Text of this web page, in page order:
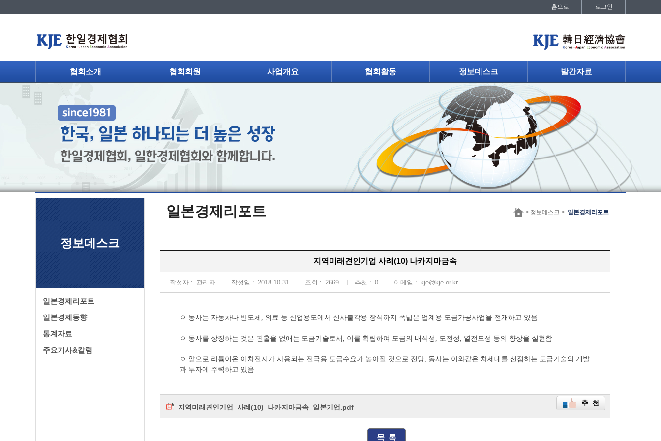
홈으로 로그인
협회소개 협회회원 사업개요 협회활동 정보데스크 발간자료
정보데스크
일본경제리포트
일본경제동향
통계자료
주요기사&칼럼
일본경제리포트 > 정보데스크 > 일본경제리포트
지역미래견인기업 사례(10) 나카지마금속
작성자 : 관리자 작성일 : 2018-10-31 조회 : 2669 추천 : 0 이메일 : kje@kje.or.kr
ㅇ 동사는 자동차나 반도체, 의료 등 산업용도에서 신사불각용 장식까지 폭넓은 업계용 도금가공사업을 전개하고 있음
ㅇ 동사를 상징하는 것은 핀홀을 없애는 도금기술로서, 이를 확립하여 도금의 내식성, 도전성, 열전도성 등의 향상을 실현함
ㅇ 앞으로 리튬이온 이차전지가 사용되는 전극용 도금수요가 높아질 것으로 전망, 동사는 이와같은 차세대를 선점하는 도금기술의 개발
과 투자에 주력하고 있음
지역미래견인기업_사례(10)_나카지마금속_일본기업.pdf
추 천
목 록